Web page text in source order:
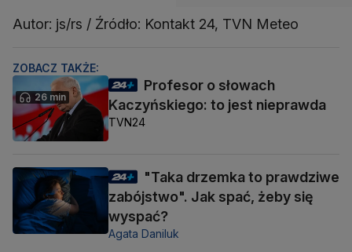
Autor: js/rs / Źródło: Kontakt 24, TVN Meteo
ZOBACZ TAKŻE:
26 min
Profesor o słowach
Kaczyńskiego: to jest nieprawda
TVN24
"Taka drzemka to prawdziwe
zabójstwo". Jak spać, żeby się
wyspać?
Agata Daniluk